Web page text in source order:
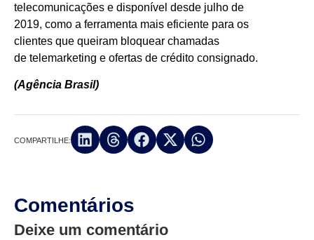
telecomunicações e disponível desde julho de
2019, como a ferramenta mais eficiente para os
clientes que queiram bloquear chamadas
de telemarketing e ofertas de crédito consignado.
(Agência Brasil)
COMPARTILHE:
Comentários
Deixe um comentário